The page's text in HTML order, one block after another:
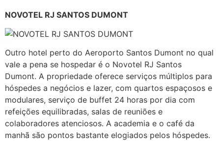
NOVOTEL RJ SANTOS DUMONT
Outro hotel perto do Aeroporto Santos Dumont no qual
vale a pena se hospedar é o Novotel RJ Santos
Dumont. A propriedade oferece serviços múltiplos para
hóspedes a negócios e lazer, com quartos espaçosos e
modulares, serviço de buffet 24 horas por dia com
refeições equilibradas, salas de reuniões e
colaboradores atenciosos. A academia e o café da
manhã são pontos bastante elogiados pelos hóspedes.